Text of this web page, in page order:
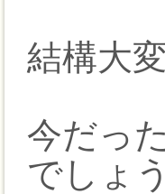
結構大
今だっ
でしょ